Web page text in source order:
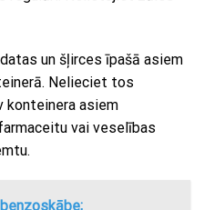
un šļirces īpašā asiem
Nelieciet tos
konteinera asiem
vai veselības